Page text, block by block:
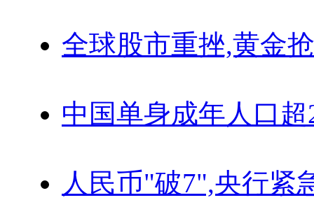
全球股市重挫,黄金
中国单身成年人口超
人民币"破7",央行紧